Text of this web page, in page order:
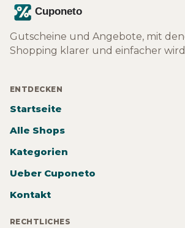
Gutscheine und Angebote, mit
Shopping klarer und einfacher
ENTDECKEN
Startseite
Alle Shops
Kategorien
Ueber Cuponeto
Kontakt
RECHTLICHES